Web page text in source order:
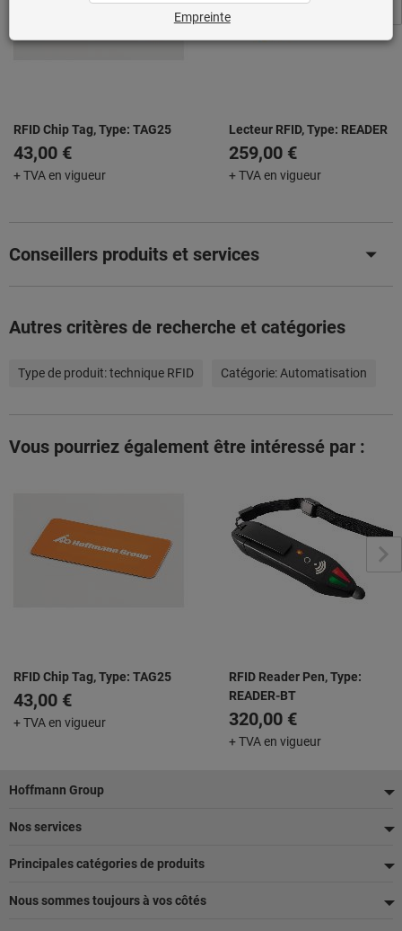
RFID Chip Tag, Type: TAG25
43,00 €
+ TVA en vigueur
Lecteur RFID, Type: READER
259,00 €
+ TVA en vigueur
Conseillers produits et services
Autres critères de recherche et catégories
Type de produit:technique RFID Catégorie: Automatisation
Vous pourriez également être intéressé par :
RFID Chip Tag, Type: TAG25
43,00 €
+ TVA en vigueur
RFID Reader Pen, Type:
READER-BT
320,00 €
+ TVA en vigueur
Pied
de
page
Hoffmann Group
Nos services
Principales catégories de produits
Nous sommes toujours à vos côtés